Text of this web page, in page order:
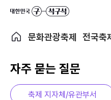
문화관광축제 전국축
자주 묻는 질문
축제 지자체/유관부서